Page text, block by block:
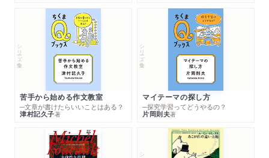
シリーズ・全集
苦手から始める作文教室
─文章が書けたらいいことはある？
津村記久子著
シリーズ・全集
マイテーマの探し方
─探究学習ってどうやるの？
片岡則夫著